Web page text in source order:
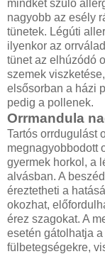
mindkét szülő
nagyobb az esély
tünetek. Légúti
ilyenkor az
tünet az elhúzódó
szemek
elsősorban a házi
pedig a pollenek.
Orrmandula
Tartós orrdugulást
megnagyobbodott
gyermek horkol, a
alvásban. A
éreztetheti a
okozhat,
érez szagokat. A
esetén gátolhatja
fülbetegségekre,